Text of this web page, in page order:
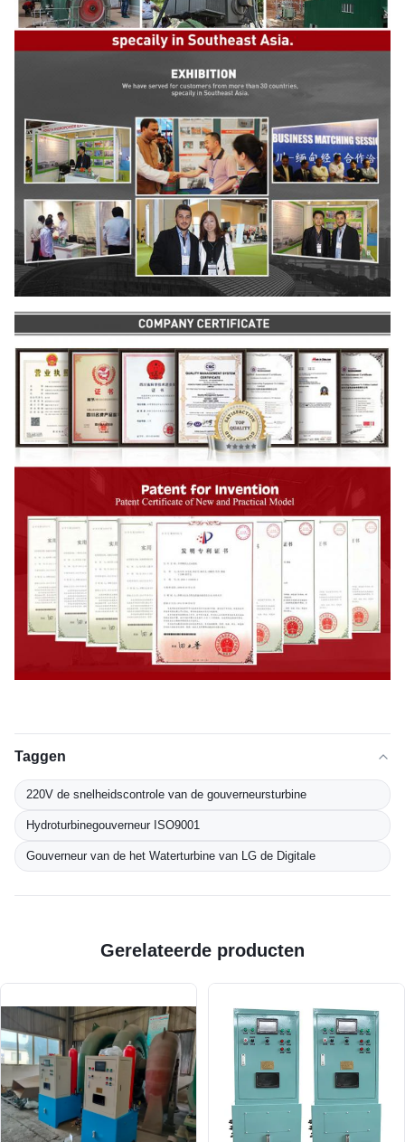
Taggen
220V de snelheidscontrole van de gouverneursturbine
Hydroturbinegouverneur ISO9001
Gouverneur van de het Waterturbine van LG de Digitale
Gerelateerde producten